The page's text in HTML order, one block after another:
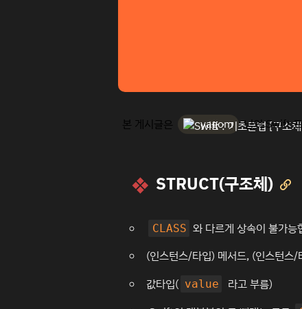
본 게시글은 yagom 님의 Swift
STRUCT(구조체) 
CLASS 와 다르게 상속이 불가능
(인스턴스/타입) 메서드, (인스턴스
값타입( value
라고 부름)